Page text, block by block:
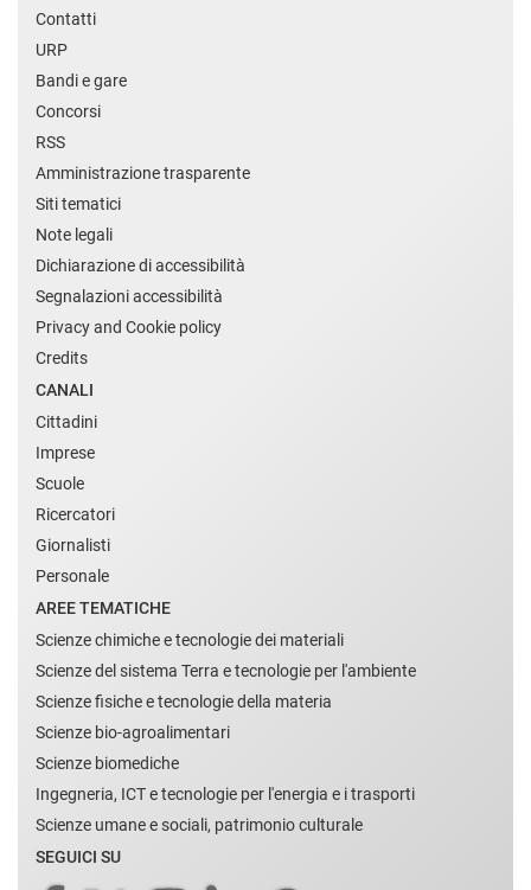
Contatti
URP
Bandi e gare
Concorsi
RSS
Amministrazione trasparente
Siti tematici
Note legali
Dichiarazione di accessibilità
Segnalazioni accessibilità
Privacy and Cookie policy
Credits
CANALI
Cittadini
Imprese
Scuole
Ricercatori
Giornalisti
Personale
AREE TEMATICHE
Scienze chimiche e tecnologie dei materiali
Scienze del sistema Terra e tecnologie per l'ambiente
Scienze fisiche e tecnologie della materia
Scienze bio-agroalimentari
Scienze biomediche
Ingegneria, ICT e tecnologie per l'energia e i trasporti
Scienze umane e sociali, patrimonio culturale
SEGUICI SU